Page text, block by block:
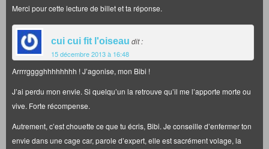
Merci pour cette lecture de billet et ta réponse.
cui cui fit l'oiseau dit :
15 décembre 2013 à 16:48
Arrrrgggghhhhhhhh ! J’agonise, mon Bibi !
J’ai perdu mon envie. Si quelqu’un la retrouve qu’il me l’apporte morte ou
vive. Forte récompense.
Autrement, c’est chouette ce que tu écris, Bibi. Je conseille d’enfermer ton
envie dans une cage car, parole d’expert, elle est sacrément volage, la